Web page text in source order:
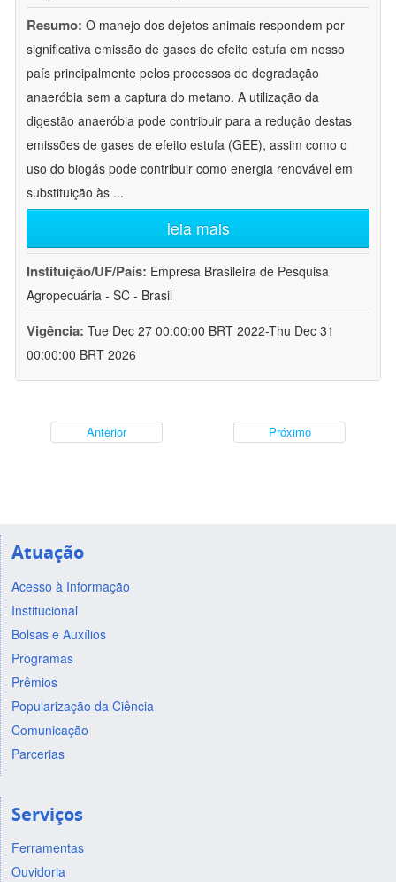
Resumo: O manejo dos dejetos animais respondem por
significativa emissão de gases de efeito estufa em nosso
país principalmente pelos processos de degradação
anaeróbia sem a captura do metano. A utilização da
digestão anaeróbia pode contribuir para a redução destas
emissões de gases de efeito estufa (GEE), assim como o
uso do biogás pode contribuir como energia renovável em
substituição às ...
leia mais
Instituição/UF/País: Empresa Brasileira de Pesquisa
Agropecuária - SC - Brasil
Vigência: Tue Dec 27 00:00:00 BRT 2022-Thu Dec 31
00:00:00 BRT 2026
Anterior Próximo
Atuação
Acesso à Informação
Institucional
Bolsas e Auxílios
Programas
Prêmios
Popularização da Ciência
Comunicação
Parcerias
Serviços
Ferramentas
Ouvidoria